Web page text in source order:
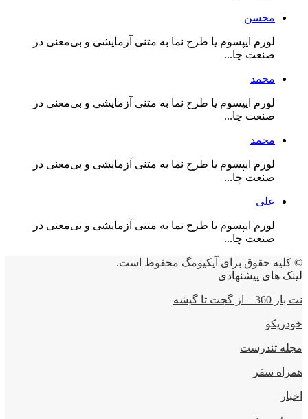
محسن
لورم ایپسوم یا طرح‌ نما به متنی آزمایشی و بی‌معنی در
صنعت چا...
محمد
لورم ایپسوم یا طرح‌ نما به متنی آزمایشی و بی‌معنی در
صنعت چا...
محمد
لورم ایپسوم یا طرح‌ نما به متنی آزمایشی و بی‌معنی در
صنعت چا...
علی
لورم ایپسوم یا طرح‌ نما به متنی آزمایشی و بی‌معنی در
صنعت چا...
© کلیه حقوق برای آیکیومگ محفوظ است.
لینک های پیشنهادی
نت باز 360 – از گجت تا گیشه
خودریکو
مجله‌ تندرست
همراه سفر
اخبار